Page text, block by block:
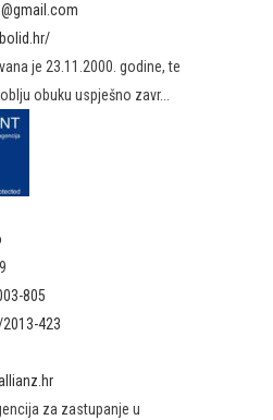
je 23.11.2000. godine, te
obuku uspješno zavr...
805
423
za zastupanje u